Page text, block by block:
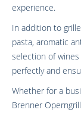
experience.
In addition to
pasta, aromatic
selection of
perfectly and
Whether for a
Brenner